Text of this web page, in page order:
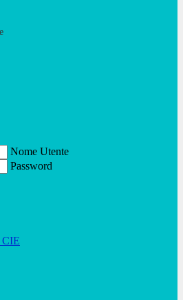
Nome Utente
Password
CIE